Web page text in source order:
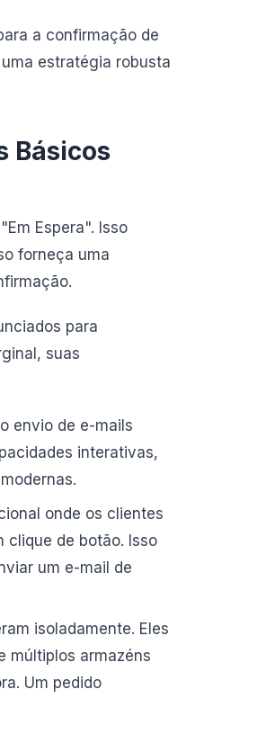
a confirmação de
estratégia robusta
Básicos
Espera". Isso
forneça uma
para
suas
envio de e-mails
interativas,
onde os clientes
clique de botão. Isso
um e-mail de
isoladamente. Eles
múltiplos armazéns
Um pedido